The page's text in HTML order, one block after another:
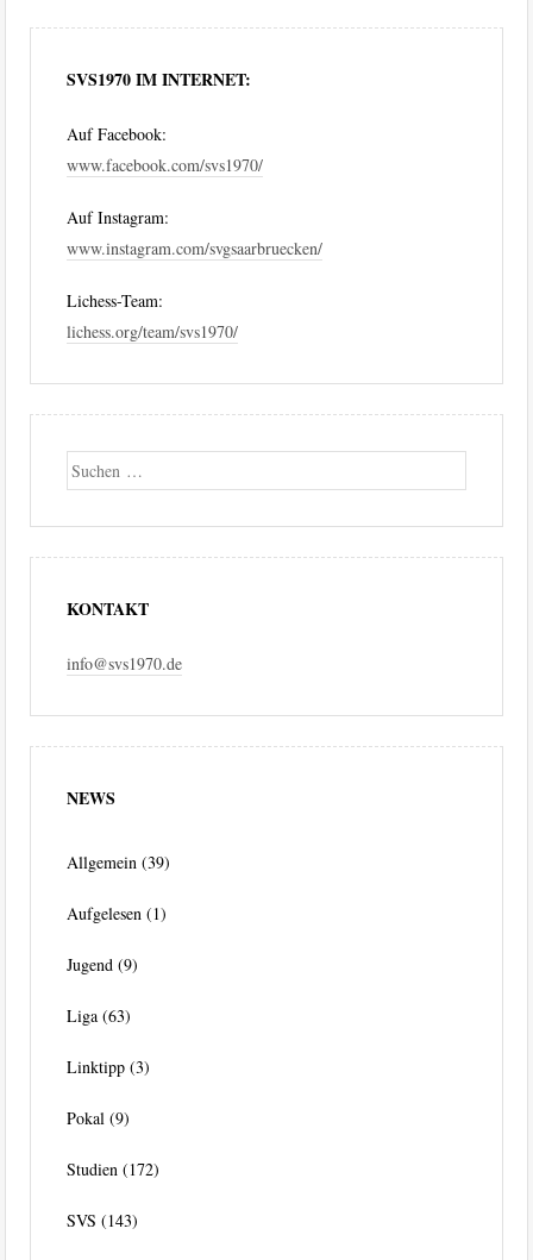
SVS1970 IM INTERNET:
Auf Facebook:
www.facebook.com/svs1970/
Auf Instagram:
www.instagram.com/svgsaarbruecken/
Lichess-Team:
lichess.org/team/svs1970/
Suche
KONTAKT
info@svs1970.de
NEWS
Allgemein (39)
Aufgelesen (1)
Jugend (9)
Liga (63)
Linktipp (3)
Pokal (9)
Studien (172)
SVS (143)